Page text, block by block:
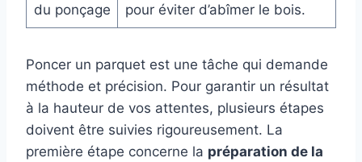
du ponçage
pour éviter d’abîmer le bois.
Poncer un parquet est une tâche qui demande
méthode et précision. Pour garantir un résultat
à la hauteur de vos attentes, plusieurs étapes
doivent être suivies rigoureusement. La
première étape concerne la préparation de la